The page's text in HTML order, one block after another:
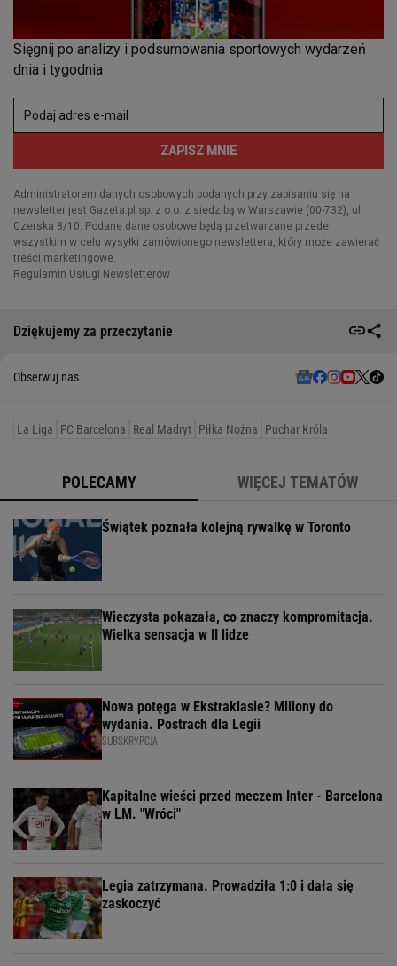
Dziękujemy za przeczytanie
Obserwuj nas
La Liga FC Barcelona Real Madryt Piłka Nożna Puchar Króla
POLECAMY WIĘCEJ TEMATÓW
Świątek poznała kolejną rywalkę w Toronto
Wieczysta pokazała, co znaczy kompromitacja.
Wielka sensacja w II lidze
Nowa potęga w Ekstraklasie? Miliony do
wydania. Postrach dla Legii
SUBSKRYPCJA
Kapitalne wieści przed meczem Inter - Barcelona
w LM. "Wróci"
Legia zatrzymana. Prowadziła 1:0 i dała się
zaskoczyć